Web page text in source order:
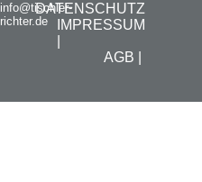
info@tischler-
richter.de
DATENSCHUTZ
IMPRESSUM
AGB |